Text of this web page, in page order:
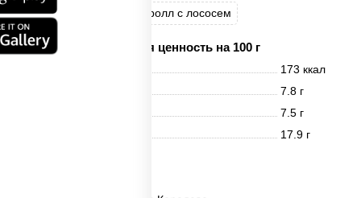
Цезарь ролл Цезарь ролл с лососем
Пищевая ценность на 100 г
173 ккал
7.8 г
7.5 г
17.9 г